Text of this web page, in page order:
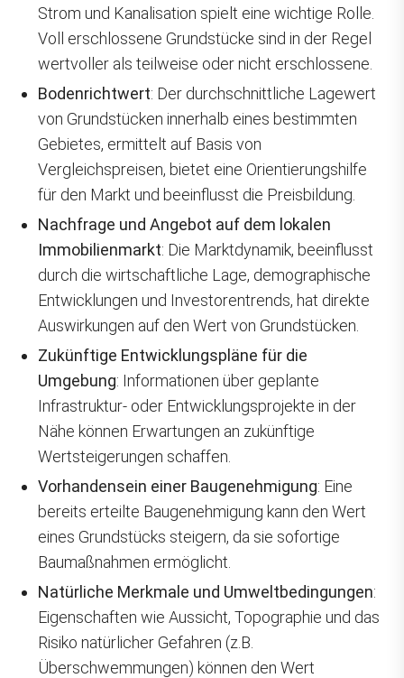
Strom und Kanalisation spielt eine wichtige Rolle.
Voll erschlossene Grundstücke sind in der Regel
wertvoller als teilweise oder nicht erschlossene.
Bodenrichtwert: Der durchschnittliche Lagewert
von Grundstücken innerhalb eines bestimmten
Gebietes, ermittelt auf Basis von
Vergleichspreisen, bietet eine Orientierungshilfe
für den Markt und beeinflusst die Preisbildung.
Nachfrage und Angebot auf dem lokalen
Immobilienmarkt: Die Marktdynamik, beeinflusst
durch die wirtschaftliche Lage, demographische
Entwicklungen und Investorentrends, hat direkte
Auswirkungen auf den Wert von Grundstücken.
Zukünftige Entwicklungspläne für die
Umgebung: Informationen über geplante
Infrastruktur- oder Entwicklungsprojekte in der
Nähe können Erwartungen an zukünftige
Wertsteigerungen schaffen.
Vorhandensein einer Baugenehmigung: Eine
bereits erteilte Baugenehmigung kann den Wert
eines Grundstücks steigern, da sie sofortige
Baumaßnahmen ermöglicht.
Natürliche Merkmale und Umweltbedingungen:
Eigenschaften wie Aussicht, Topographie und das
Risiko natürlicher Gefahren (z.B.
Überschwemmungen) können den Wert